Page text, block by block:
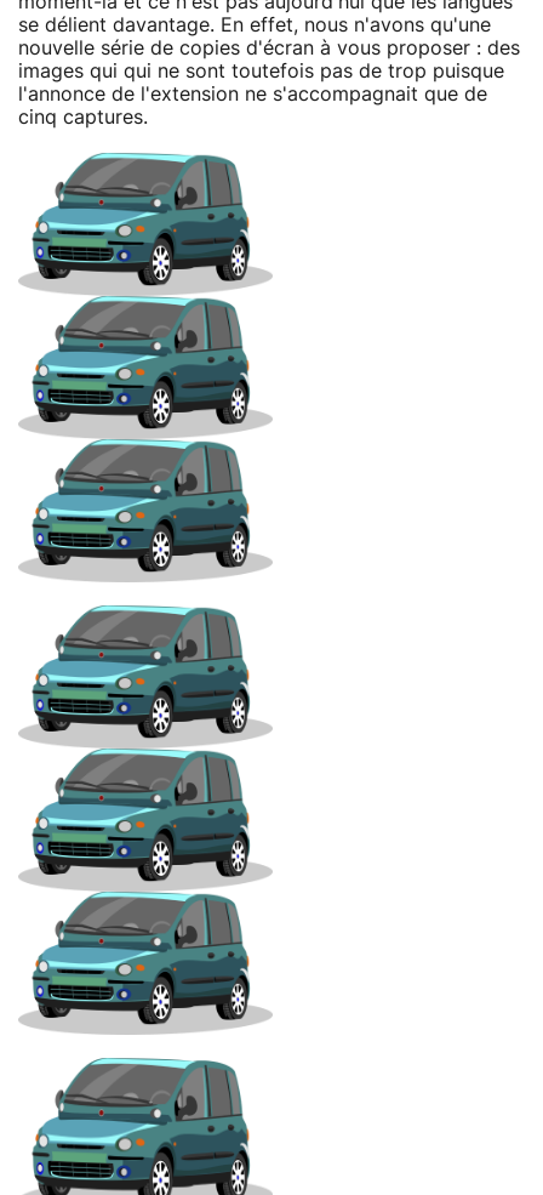
se délient davantage. En effet, nous n'avons qu'une
nouvelle série de copies d'écran à vous proposer : des
images qui qui ne sont toutefois pas de trop puisque
l'annonce de l'extension ne s'accompagnait que de
cinq captures.